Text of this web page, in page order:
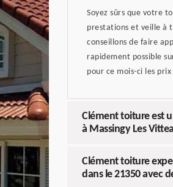
Soyez sûrs que votre
prestations et veille à
conseillons de faire
rapidement possible
pour ce mois-ci les
Clément toiture est
à Massingy Les
Clément toiture
dans le 21350 avec